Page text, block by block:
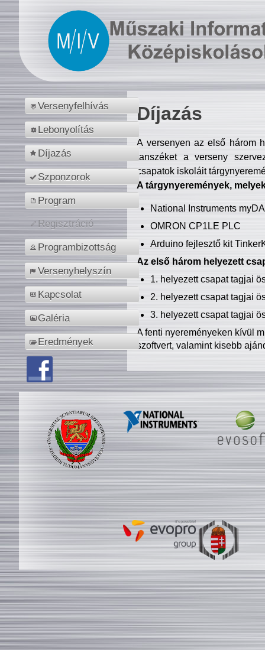
Versenyfelhívás
Lebonyolítás
Díjazás
Szponzorok
Program
Regisztráció
Programbizottság
Versenyhelyszín
Kapcsolat
Galéria
Eredmények
Díjazás
A versenyen az első három
tanszéket a verseny
csapatok iskoláit
A tárgynyeremények,
National Instruments
OMRON CP1LE PLC
Arduino fejlesztő kit
Az első három helyezett
1. helyezett csapat tagjai
2. helyezett csapat tagjai
3. helyezett csapat tagjai
A fenti nyereményeken kívül
szoftvert, valamint kisebb